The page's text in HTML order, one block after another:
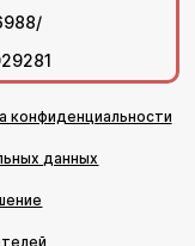
конфиденциальности
данных